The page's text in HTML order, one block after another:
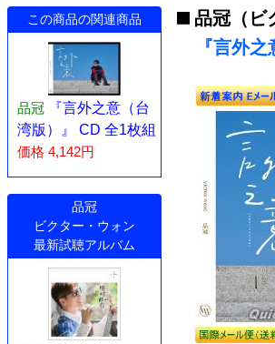
この商品の関連商品
品冠
『言外之意（台
湾版）』 CD 全1枚組
価格 4,142円
品冠
ビクター・ウォン
最新試聴アルバム
品冠（ビ
『言外